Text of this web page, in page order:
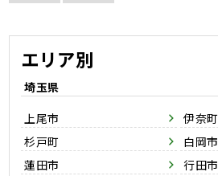
エリア別
埼玉県
上尾市
伊奈町
杉戸町
白岡市
蓮田市
行田市